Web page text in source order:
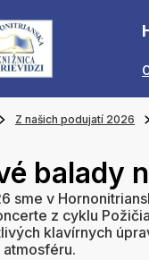
Z našich podujatí 2026
balady
sme v
z cyklu
klavírnych